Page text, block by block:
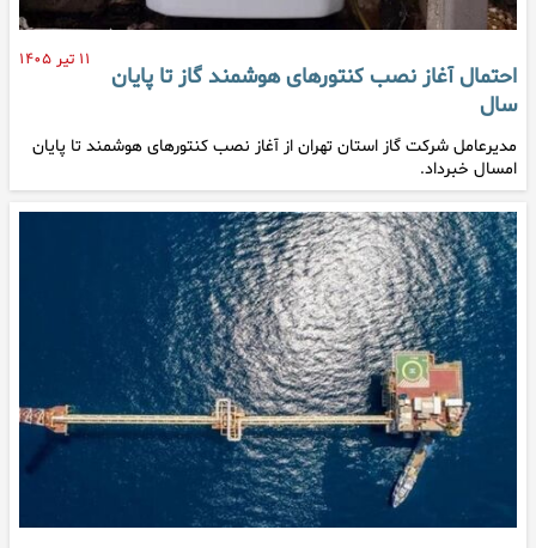
۱۱ تیر ۱۴۰۵
احتمال آغاز نصب کنتور‌های هوشمند گاز تا پایان
سال
مدیرعامل شرکت گاز استان تهران از آغاز نصب کنتور‌های هوشمند تا پایان
امسال خبرداد.